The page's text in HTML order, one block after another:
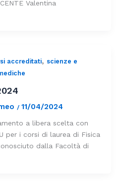
Valentina
accreditati, scienze e
/ 11/04/2024
a libera scelta con
per i corsi di laurea di Fisica
dalla Facoltà di